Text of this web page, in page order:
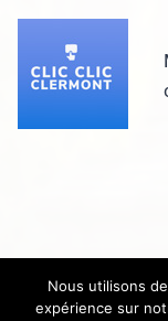
Nous utilisons
expérience sur